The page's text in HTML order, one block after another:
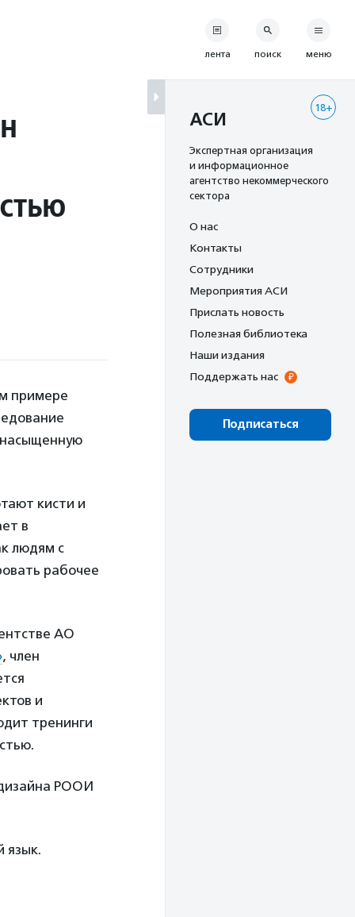
примере
насыщенную
кисти и
в
людям с
рабочее
АО
, член
и
тренинги
РООИ
язык.
лента поиск меню
18+
АСИ
Экспертная организация
и информационное
агентство некоммерческого
сектора
О нас
Контакты
Сотрудники
Мероприятия АСИ
Прислать новость
Полезная библиотека
Наши издания
Поддержать нас
Подписаться